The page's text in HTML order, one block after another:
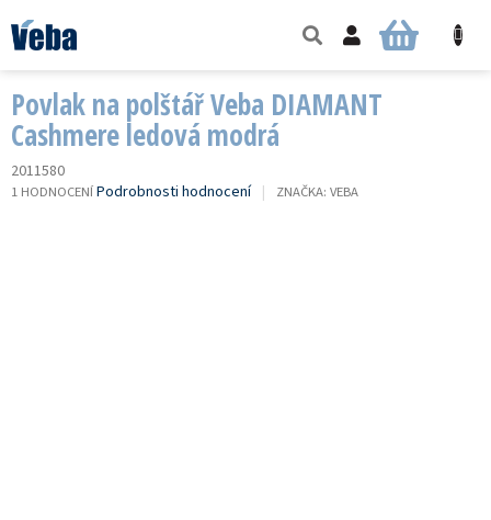
na
obsah
NÁKUPNÍ
Povlak na polštář Veba DIAMANT
Cashmere ledová modrá
2011580
PRŮMĚRNÉ
1 HODNOCENÍPodrobnosti hodnocení ZNAČKA: VEBA